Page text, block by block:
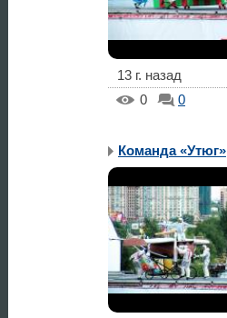
13 г. назад
0
0
Команда «Утюг»